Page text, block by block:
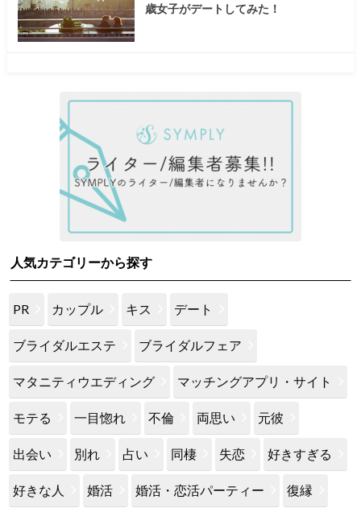
歳女子がデートしてみた！
人気カテゴリーから探す
PR カップル キス デート
ブライダルエステ ブライダルフェア
マタニティウエディング マッチングアプリ・サイト
モテる 一目惚れ 不倫 両思い 元彼
出会い 別れ 占い 同棲 失恋 好きすぎる
好きな人 婚活 婚活・恋活パーティー 復縁